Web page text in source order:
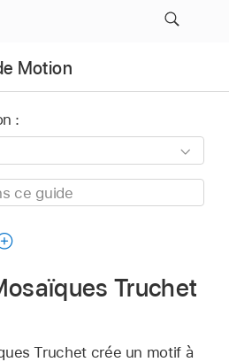
Motion
:
Truchet
Truchet crée un motif à